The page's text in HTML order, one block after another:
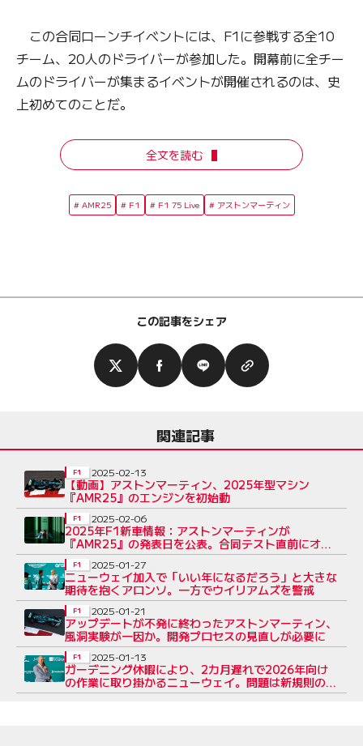
この合同ローンチイベントには、F1に参戦する全10
チーム、20人のドライバーが参加した。開幕前に全チー
ムのドライバーが集まるイベントが開催されるのは、史
上初めてのことだ。
全文を読む
AMR25 F1 F1 75 Live アストンマーティン
この記事をシェア
関連記事
【動画】アストンマーティン、2025年型マシン
『AMR25』のエンジンを初始動
F1 2025-02-13
2025年F1新車情報：アストンマーティンが
『AMR25』の発表日を公表。合同テスト直前にオン
ラインローンチ＆初走行
F1 2025-02-06
ニューウェイ加入で「いい年になるだろう」と大きな
期待を抱くアロンソ。一方でウイリアムズを警戒
F1 2025-01-27
アップデートが不発に終わったアストンマーティン、
風洞実験が一因か。開発プロセスの見直しが必要に
F1 2025-01-21
ガーデニング休暇により、2カ月遅れで2026年向け
の作業に取り掛かるニューウェイ。問題は新規則の理
解にとどまらず
F1 2025-01-13